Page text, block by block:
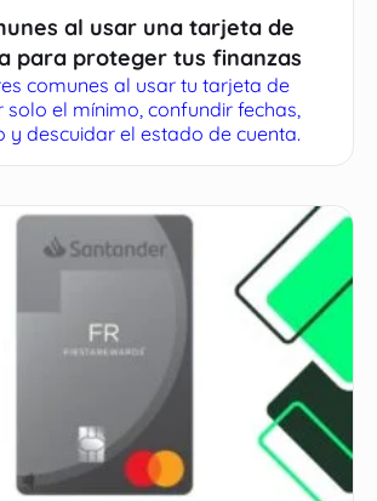
al usar una tarjeta de
para proteger tus finanzas
comunes al usar tu tarjeta de
el mínimo, confundir fechas,
y descuidar el estado de cuenta.